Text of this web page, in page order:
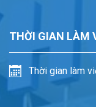
THỜI GIAN LÀM
Thời gian làm
Từ 7h00